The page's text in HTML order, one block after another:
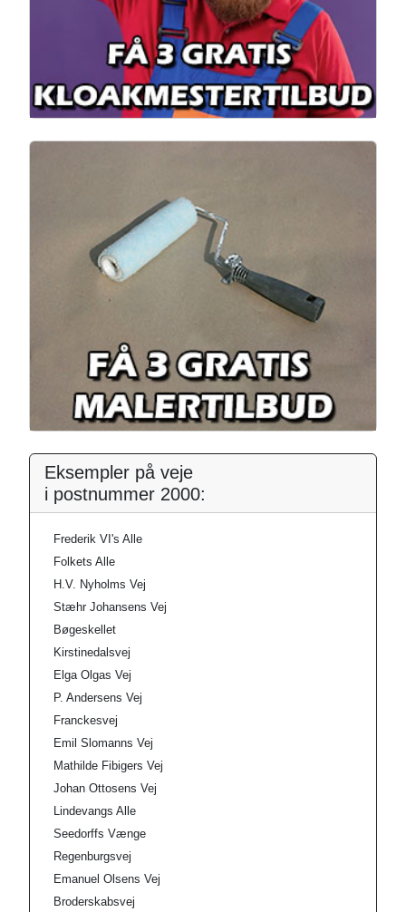
Eksempler på veje
i postnummer 2000:
Frederik VI's Alle
Folkets Alle
H.V. Nyholms Vej
Stæhr Johansens Vej
Bøgeskellet
Kirstinedalsvej
Elga Olgas Vej
P. Andersens Vej
Franckesvej
Emil Slomanns Vej
Mathilde Fibigers Vej
Johan Ottosens Vej
Lindevangs Alle
Seedorffs Vænge
Regenburgsvej
Emanuel Olsens Vej
Broderskabsvej